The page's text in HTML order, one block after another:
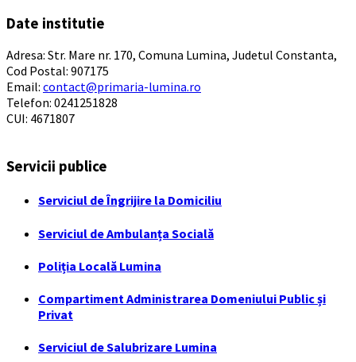
Date institutie
Adresa: Str. Mare nr. 170, Comuna Lumina, Judetul Constanta,
Cod Postal: 907175
Email: contact@primaria-lumina.ro
Telefon: 0241251828
CUI: 4671807
Servicii publice
Serviciul de Îngrijire la Domiciliu
Serviciul de Ambulanța Socială
Poliția Locală Lumina
Compartiment Administrarea Domeniului Public și
Privat
Serviciul de Salubrizare Lumina